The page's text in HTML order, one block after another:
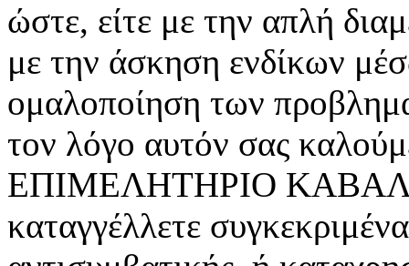
ώστε, είτε με την απλή
με την άσκηση ενδίκων
ομαλοποίηση των
τον λόγο αυτόν σας
ΕΠΙΜΕΛΗΤΗΡΙΟ
καταγγέλλετε